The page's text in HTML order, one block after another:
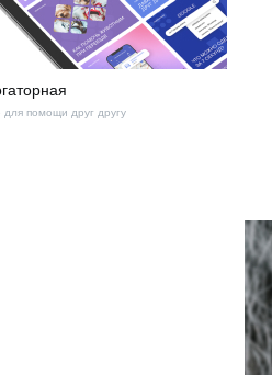
помощи друг другу